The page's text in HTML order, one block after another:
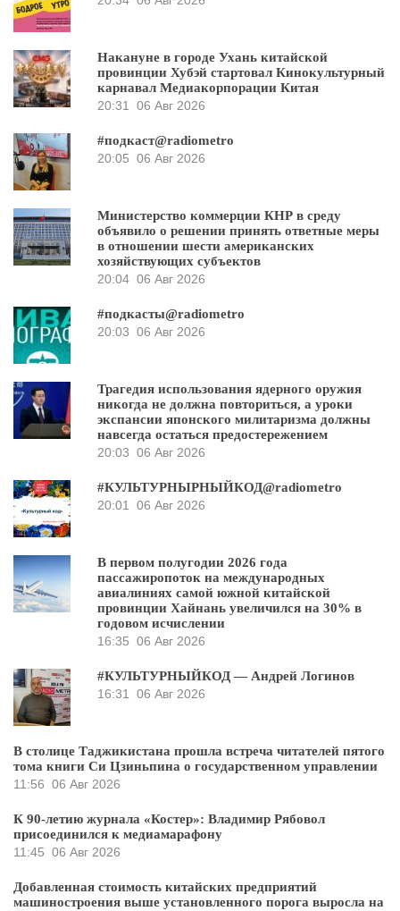
Накануне в городе Ухань китайской
провинции Хубэй стартовал Кинокультурный
карнавал Медиакорпорации Китая
20:31
06 Авг 2026
#подкаст@radiometro
20:05 06 Авг 2026
Министерство коммерции КНР в среду
объявило о решении принять ответные меры
в отношении шести американских
хозяйствующих субъектов
20:04 06 Авг 2026
#подкасты@radiometro
20:03 06 Авг 2026
Трагедия использования ядерного оружия
никогда не должна повториться, а уроки
экспансии японского милитаризма должны
навсегда остаться предостережением
20:03 06 Авг 2026
#КУЛЬТУРНЫРНЫЙКОД@radiometro
20:01
06 Авг 2026
В первом полугодии 2026 года
пассажиропоток на международных
авиалиниях самой южной китайской
провинции Хайнань увеличился на 30% в
годовом исчислении
16:35 06 Авг 2026
#КУЛЬТУРНЫЙКОД — Андрей Логинов
16:31
06 Авг 2026
В столице Таджикистана прошла встреча читателей пятого
тома книги Си Цзиньпина о государственном управлении
11:56 06 Авг 2026
К 90-летию журнала «Костер»: Владимир Рябовол
присоединился к медиамарафону
11:45 06 Авг 2026
Добавленная стоимость китайских предприятий
машиностроения выше установленного порога выросла на